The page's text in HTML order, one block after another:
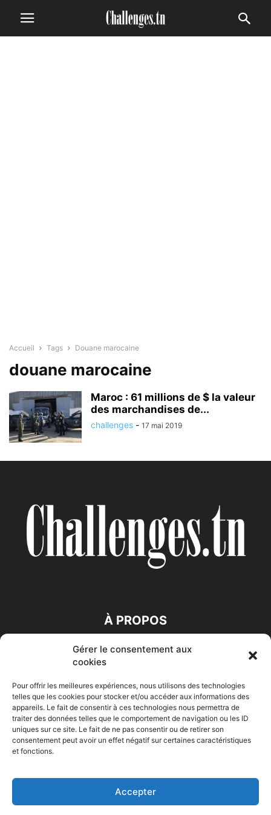
Gérer le consentement aux
cookies
Pour offrir les meilleures expériences, nous utilisons des technologies
telles que les cookies pour stocker et/ou accéder aux informations des
appareils. Le fait de consentir à ces technologies nous permettra de
traiter des données telles que le comportement de navigation ou les ID
uniques sur ce site. Le fait de ne pas consentir ou de retirer son
consentement peut avoir un effet négatif sur certaines caractéristiques
et fonctions.
Accepter
Accueil Tags Douane marocaine
douane marocaine
Maroc : 61 millions de $ la valeur
des marchandises de...
challenges - 17 mai 2019
À PROPOS
SUIVEZ NOUS
Accueil Economie Entreprises Entrepreneur Afrique
HIGH-TECH Auto-Moto